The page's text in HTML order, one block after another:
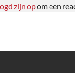
zijn opom een